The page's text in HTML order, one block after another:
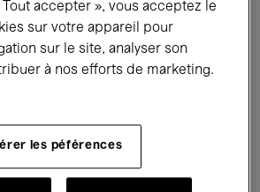
Débats Jazz
Global Music
Kids’ Palace
accepter », vous acceptez le
sur votre appareil pour
sur le site, analyser son
à nos efforts de marketing.
les péférences